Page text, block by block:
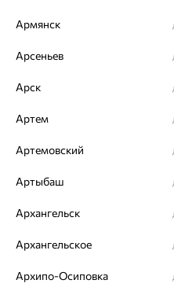
Армянск
Арсеньев
Арск
Артем
Артемовский
Артыбаш
Архангельск
Архангельское
Архипо-Осиповка